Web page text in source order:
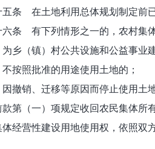
在土地利用总体规划制定前已
有下列情形之一的，农村集体
（镇）村公共设施和公益事业
照批准的用途使用土地的；
销、迁移等原因而停止使用土
（一）项规定收回农民集体所
营性建设用地使用权，依照双